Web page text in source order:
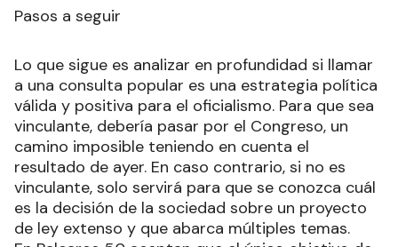
Pasos a seguir
Lo que sigue es analizar en profundidad si llamar
a una consulta popular es una estrategia política
válida y positiva para el oficialismo. Para que sea
vinculante, debería pasar por el Congreso, un
camino imposible teniendo en cuenta el
resultado de ayer. En caso contrario, si no es
vinculante, solo servirá para que se conozca cuál
es la decisión de la sociedad sobre un proyecto
de ley extenso y que abarca múltiples temas.